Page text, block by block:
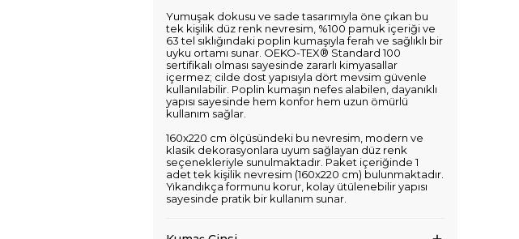
Yumuşak dokusu ve sade tasarımıyla öne çıkan bu
tek kişilik düz renk nevresim, %100 pamuk içeriği ve
63 tel sıklığındaki poplin kumaşıyla ferah ve sağlıklı bir
uyku ortamı sunar. OEKO-TEX® Standard 100
sertifikalı olması sayesinde zararlı kimyasallar
içermez; cilde dost yapısıyla dört mevsim güvenle
kullanılabilir. Poplin kumaşın nefes alabilen, dayanıklı
yapısı sayesinde hem konfor hem uzun ömürlü
kullanım sağlar.
160x220 cm ölçüsündeki bu nevresim, modern ve
klasik dekorasyonlara uyum sağlayan düz renk
seçenekleriyle sunulmaktadır. Paket içeriğinde 1
adet tek kişilik nevresim (160x220 cm) bulunmaktadır.
Yıkandıkça formunu korur, kolay ütülenebilir yapısı
sayesinde pratik bir kullanım sunar.